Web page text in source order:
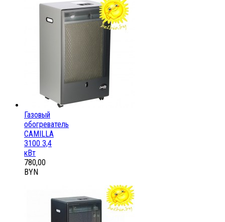
Газовый
обогреватель
CAMILLA
3100 3,4
кВт
780,00
BYN